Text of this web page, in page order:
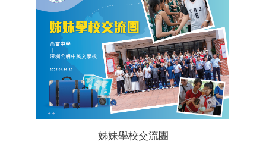
姊妹學校交流團